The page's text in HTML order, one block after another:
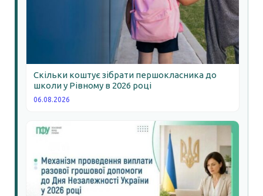
Скільки коштує зібрати першокласника до
школи у Рівному в 2026 році
06.08.2026